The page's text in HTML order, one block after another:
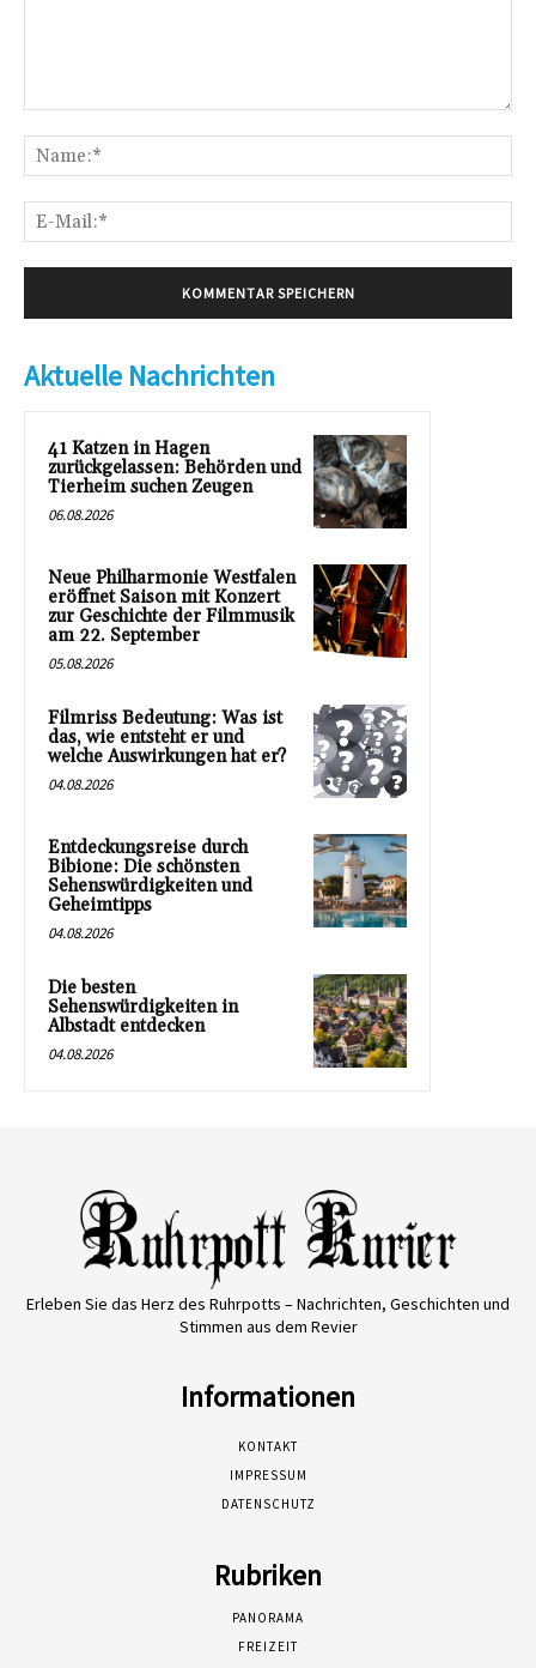
Aktuelle Nachrichten
41 Katzen in Hagen
zurückgelassen: Behörden und
Tierheim suchen Zeugen
06.08.2026
Neue Philharmonie Westfalen
eröffnet Saison mit Konzert
zur Geschichte der Filmmusik
am 22. September
05.08.2026
Filmriss Bedeutung: Was ist
das, wie entsteht er und
welche Auswirkungen hat er?
04.08.2026
Entdeckungsreise durch
Bibione: Die schönsten
Sehenswürdigkeiten und
Geheimtipps
04.08.2026
Die besten
Sehenswürdigkeiten in
Albstadt entdecken
04.08.2026
Erleben Sie das Herz des Ruhrpotts – Nachrichten, Geschichten und
Stimmen aus dem Revier
Informationen
KONTAKT
IMPRESSUM
DATENSCHUTZ
Rubriken
PANORAMA
FREIZEIT